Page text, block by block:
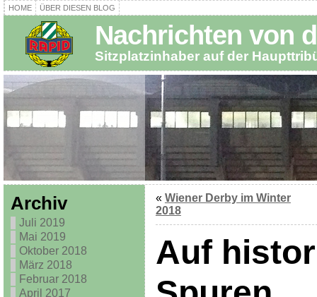
HOME ÜBER DIESEN BLOG
Nachrichten von
Sitzplatzinhaber auf der
Archiv
Juli 2019
Mai 2019
Oktober 2018
März 2018
Februar 2018
April 2017
« Wiener Derby im Winter
2018
Auf